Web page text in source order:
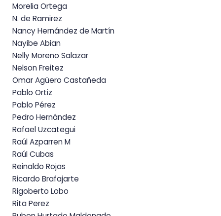
Morelia Ortega
N. de Ramirez
Nancy Hernández de Martín
Nayibe Abian
Nelly Moreno Salazar
Nelson Freitez
Omar Agüero Castañeda
Pablo Ortiz
Pablo Pérez
Pedro Hernández
Rafael Uzcategui
Raúl Azparren M
Raúl Cubas
Reinaldo Rojas
Ricardo Brafajarte
Rigoberto Lobo
Rita Perez